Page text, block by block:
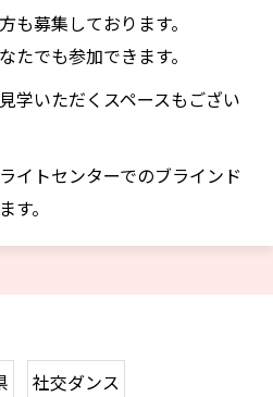
も募集しております。
たでも参加できます。
学いただくスペースもござい
イトセンターでのブラインド
す。
社交ダンス